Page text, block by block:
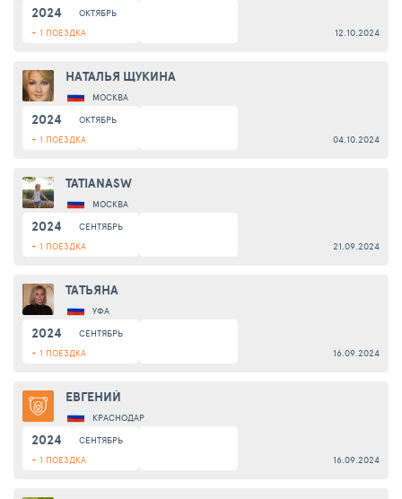
2024
ОКТЯБРЬ
+ 1 ПОЕЗДКА
12.10.2024
НАТАЛЬЯ ЩУКИНА
МОСКВА
2024
ОКТЯБРЬ
+ 1 ПОЕЗДКА
04.10.2024
TATIANASW
МОСКВА
2024
СЕНТЯБРЬ
+ 1 ПОЕЗДКА
21.09.2024
ТАТЬЯНА
УФА
2024
СЕНТЯБРЬ
+ 1 ПОЕЗДКА
16.09.2024
ЕВГЕНИЙ
КРАСНОДАР
2024
СЕНТЯБРЬ
+ 1 ПОЕЗДКА
16.09.2024